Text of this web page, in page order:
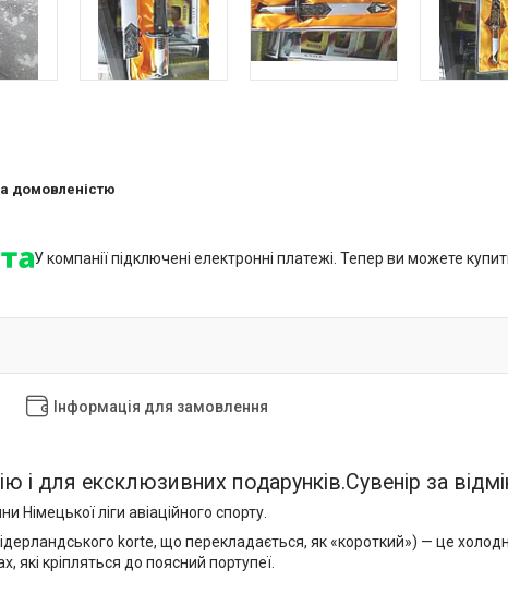
домовленістю
У компанії підключені електронні платежі. Тепер ви можете
Інформація для замовлення
і для ексклюзивних подарунків.Сувенір за
Німецької ліги авіаційного спорту.
korte, що перекладається, як «короткий») — це
які кріпляться до поясний портупеї.